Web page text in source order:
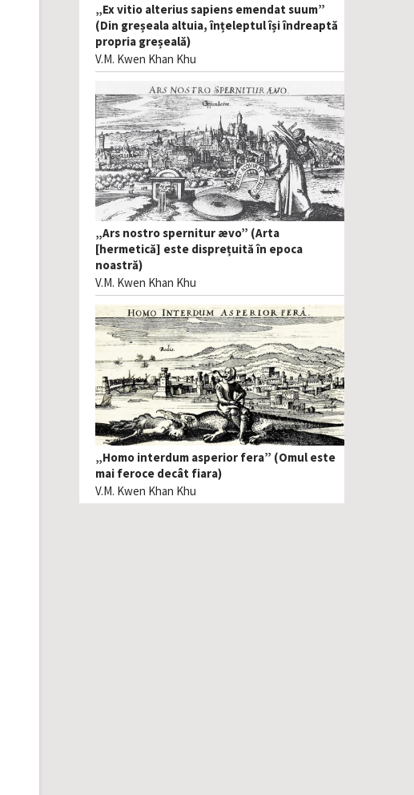
„Ex vitio alterius sapiens emendat suum”
(Din greșeala altuia, înțeleptul își îndreaptă
propria greșeală)
V.M. Kwen Khan Khu
„Ars nostro spernitur ævo” (Arta
[hermetică] este disprețuită în epoca
noastră)
V.M. Kwen Khan Khu
„Homo interdum asperior fera” (Omul este
mai feroce decât fiara)
V.M. Kwen Khan Khu